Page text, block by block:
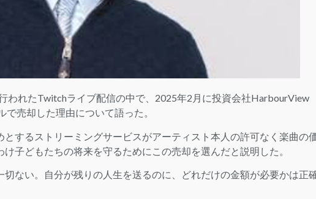
われたTwitchライブ配信の中で、2025年2月に投資会社HarbourView
売却した理由について語った。
するストリーミングサービスがアーティスト本人の許可なく楽曲の
子どもたちの将来を守るためにこの売却を選んだと説明した。
切ない。自分が残りの人生を送るのに、どれだけの金額が必要かは正